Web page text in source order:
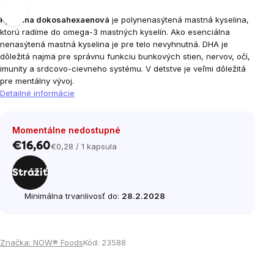
Kyselina dokosahexaenová je polynenasýtená mastná kyselina,
ktorú radíme do omega-3 mastných kyselín. Ako esenciálna
nenasýtená mastná kyselina je pre telo nevyhnutná. DHA je
dôležitá najmä pre správnu funkciu bunkových stien, nervov, očí,
imunity a srdcovo-cievneho systému. V detstve je veľmi dôležitá
pre mentálny vývoj.
Detailné informácie
Momentálne nedostupné
€16,60Jednotková
€0,28 / 1 kapsula
Strážiť
Minimálna trvanlivosť do: 28.2.2028
Značka: NOW® FoodsKód: 23588